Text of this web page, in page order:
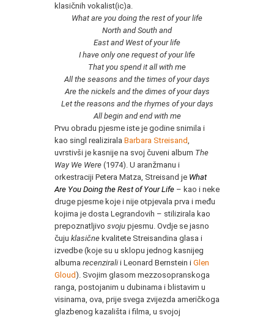
klasičnih vokalist(ic)a.
What are you doing the rest of your life
North and South and
East and West of your life
I have only one request of your life
That you spend it all with me
All the seasons and the times of your days
Are the nickels and the dimes of your days
Let the reasons and the rhymes of your days
All begin and end with me
Prvu obradu pjesme iste je godine snimila i
kao singl realizirala Barbara Streisand
uvrstivši je kasnije na svoj čuveni album The
Way We Were (1974). U aranžmanu i
orkestraciji Petera Matza, Streisand je What
Are You Doing the Rest of Your Life – kao i neke
druge pjesme koje i nije otpjevala prva i među
kojima je dosta Legrandovih – stilizirala kao
prepoznatljivo svoju pjesmu. Ovdje se jasno
čuju klasične kvalitete Streisandina glasa i
izvedbe (koje su u sklopu jednog kasnijeg
albuma recenzirali i Leonard Bernstein i Glen
Gloud). Svojim glasom mezzosopranskoga
ranga, postojanim u dubinama i blistavim u
visinama, ova, prije svega zvijezda američkoga
glazbenog kazališta i filma, u svojoj